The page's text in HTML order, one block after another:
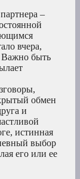
–
вчера,
Важно быть
обмен
и
истинная
выбор
его или ее